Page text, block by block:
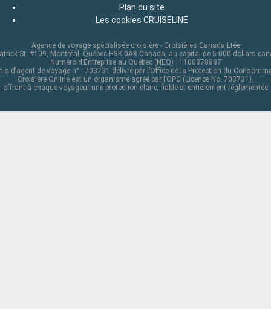
Plan du site
Les cookies CRUISELINE
Agence de voyage spécialisée croisière - Croisières Canada Ltée
St. #109, Montréal, Québec H3K 0A8 Canada, au capital de 5 000 dollars
Numéro d’Entreprise au Québec (NEQ) : 1180878887
d’agent de voyage n° : 703731 délivré par l’Office de la Protection du
Croisière Online est un organisme agréé par l’OPC (Licence No. 703731),
offrant à chaque voyageur une protection claire, fiable et entièrement réglementée